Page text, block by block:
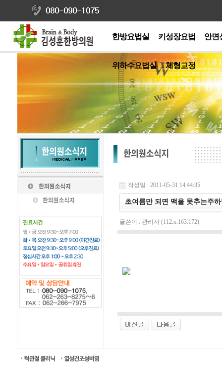
한방요법실 키성장요법 안면
위하수요법실 체형교정
작성일 : 2011-05-31 14:44:35
초여름만 되면 맥을 못추는주하
글쓴이 : 관리자 (112.x.163.172)